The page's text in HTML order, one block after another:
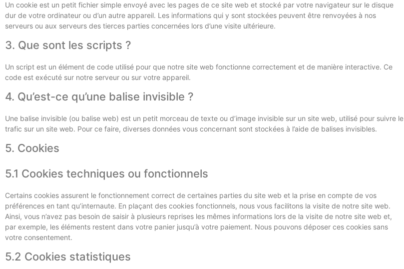
Un cookie est un petit fichier simple envoyé avec les pages de ce site web et stocké par votre navigateur sur le disque
dur de votre ordinateur ou d’un autre appareil. Les informations qui y sont stockées peuvent être renvoyées à nos
serveurs ou aux serveurs des tierces parties concernées lors d’une visite ultérieure.
3. Que sont les scripts ?
Un script est un élément de code utilisé pour que notre site web fonctionne correctement et de manière interactive. Ce
code est exécuté sur notre serveur ou sur votre appareil.
4. Qu’est-ce qu’une balise invisible ?
Une balise invisible (ou balise web) est un petit morceau de texte ou d’image invisible sur un site web, utilisé pour suivre le
trafic sur un site web. Pour ce faire, diverses données vous concernant sont stockées à l’aide de balises invisibles.
5. Cookies
5.1 Cookies techniques ou fonctionnels
Certains cookies assurent le fonctionnement correct de certaines parties du site web et la prise en compte de vos
préférences en tant qu’internaute. En plaçant des cookies fonctionnels, nous vous facilitons la visite de notre site web.
Ainsi, vous n’avez pas besoin de saisir à plusieurs reprises les mêmes informations lors de la visite de notre site web et,
par exemple, les éléments restent dans votre panier jusqu’à votre paiement. Nous pouvons déposer ces cookies sans
votre consentement.
5.2 Cookies statistiques